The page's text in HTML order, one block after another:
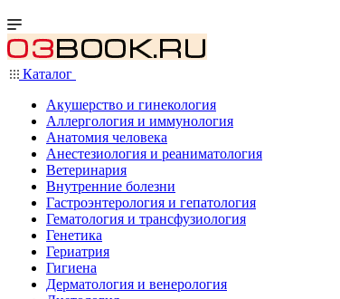
Каталог
Акушерство и гинекология
Аллергология и иммунология
Анатомия человека
Анестезиология и реаниматология
Ветеринария
Внутренние болезни
Гастроэнтерология и гепатология
Гематология и трансфузиология
Генетика
Гериатрия
Гигиена
Дерматология и венерология